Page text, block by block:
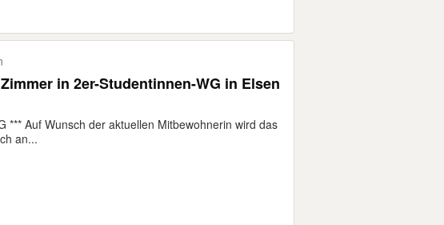
in 2er-Studentinnen-WG in Elsen
*** Auf Wunsch der aktuellen Mitbewohnerin wird das
an...